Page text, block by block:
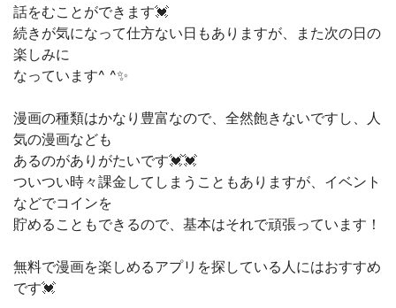
話をむことができます💓
続きが気になって仕方ない日もありますが、また次の日の
楽しみに
なっています^ ^✨
漫画の種類はかなり豊富なので、全然飽きないですし、人
気の漫画なども
あるのがありがたいです💓💓
ついつい時々課金してしまうこともありますが、イベント
などでコインを
貯めることもできるので、基本はそれで頑張っています！
無料で漫画を楽しめるアプリを探している人にはおすすめ
です💓